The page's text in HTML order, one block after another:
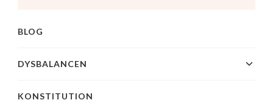
BLOG
DYSBALANCEN
KONSTITUTION